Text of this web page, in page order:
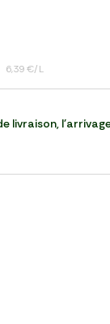
6,39 €/l
livraison,